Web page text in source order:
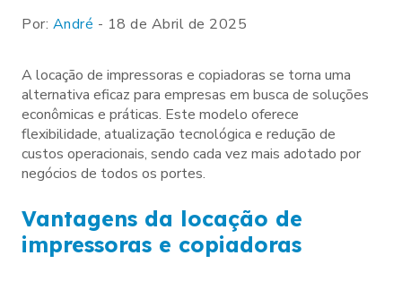
Por: André - 18 de Abril de 2025
A locação de impressoras e copiadoras se torna uma
alternativa eficaz para empresas em busca de soluções
econômicas e práticas. Este modelo oferece
flexibilidade, atualização tecnológica e redução de
custos operacionais, sendo cada vez mais adotado por
negócios de todos os portes.
Vantagens da locação de
impressoras e copiadoras